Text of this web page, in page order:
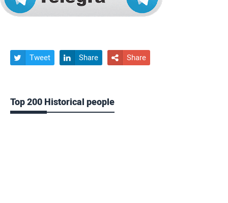
 Tweet  Share  Share
Top 200 Historical people